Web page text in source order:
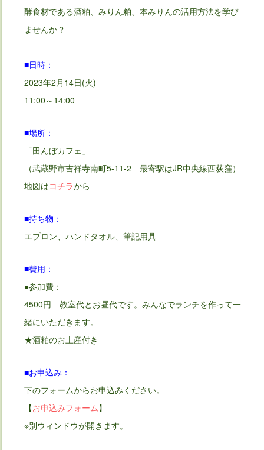
酵食材である酒粕、みりん粕、本みりんの活用方法を学び
ませんか？
■日時：
2023年2月14日(火)
11:00～14:00
■場所：
「田んぼカフェ」
（武蔵野市吉祥寺南町5-11-2 最寄駅はJR中央線西荻窪）
地図はコチラから
■持ち物：
エプロン、ハンドタオル、筆記用具
■費用：
●参加費：
4500円 教室代とお昼代です。みんなでランチを作って一
緒にいただきます。
★酒粕のお土産付き
■お申込み：
下のフォームからお申込みください。
【お申込みフォーム 】
※別ウィンドウが開きます。